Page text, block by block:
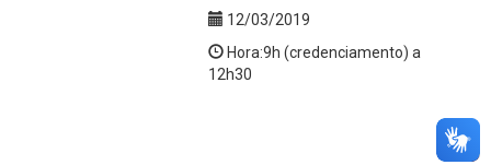
12/03/2019
Hora:9h (credenciamento) a
12h30